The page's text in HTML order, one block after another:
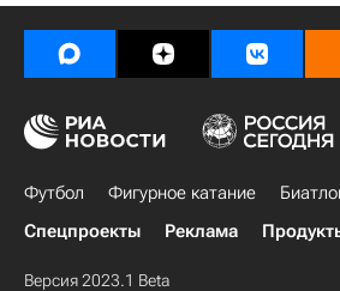
Футбол Фигурное катание
Спецпроекты
Реклама
Версия 2023.1 Beta